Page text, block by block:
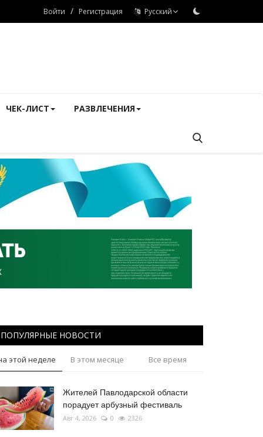
Войти / Регистрация Русский
ЧЕК-ЛИСТ РАЗВЛЕЧЕНИЯ
ПОПУЛЯРНЫЕ НОВОСТИ
этой неделе В этом месяце Все время
Жителей Павлодарской области
порадует арбузный фестиваль
Авг 4, 2026 0 2326